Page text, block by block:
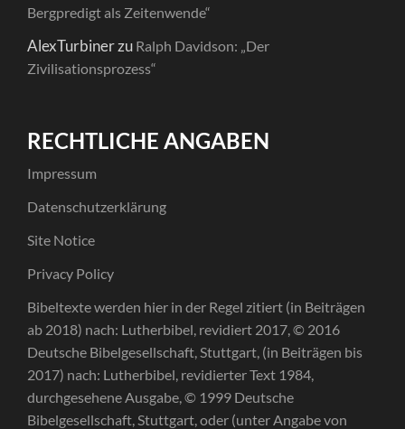
Bergpredigt als Zeitenwende“
AlexTurbinerzu Ralph Davidson: „Der
Zivilisationsprozess“
RECHTLICHE ANGABEN
Impressum
Datenschutzerklärung
Site Notice
Privacy Policy
Bibeltexte werden hier in der Regel zitiert (in Beiträgen
ab 2018) nach: Lutherbibel, revidiert 2017, © 2016
Deutsche Bibelgesellschaft, Stuttgart, (in Beiträgen bis
2017) nach: Lutherbibel, revidierter Text 1984,
durchgesehene Ausgabe, © 1999 Deutsche
Bibelgesellschaft, Stuttgart, oder (unter Angabe von